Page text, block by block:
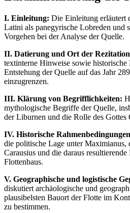
I. Einleitung: Die Einleitung erläutert
Latini als panegyrische Lobreden und
Vorgehen bei der Analyse der Quelle.
II. Datierung und Ort der
textinterne Hinweise sowie historische
Entstehung der Quelle auf das Jahr
einzugrenzen.
III. Klärung von Begrifflichkeiten:
mythologische Begriffe der Quelle,
der Liburnen und die Rolle des Gottes
IV. Historische
die politische Lage unter Maximianus,
Carausius und die daraus
Flottenbaus.
V. Geographische und logistische
diskutiert archäologische und
plausibelsten Bauort der Flotte im
zu bestimmen.